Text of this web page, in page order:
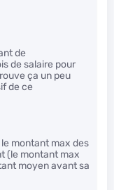
de
de salaire pour
ça un peu
de ce
montant max des
(le montant max
moyen avant sa